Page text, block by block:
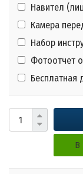
Навител
Камера
Набор
Фотоотчет
Бесплатная
В